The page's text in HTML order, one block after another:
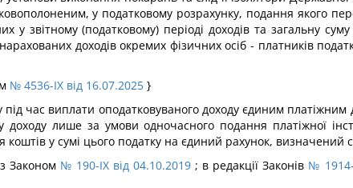
у податковому розрахунку, подання якого
у звітному (податковому) періоді доходів та загальну
доходів окремих фізичних осіб - платників
№ 4536-IX від 16.07.2025 }
час виплати оподатковуваного доходу єдиним платіжним
лише за умови одночасного подання платіжної
коштів у сумі цього податку на єдиний рахунок, визначений
Законом № 190-IX від 04.10.2019 ; в редакції Законів № 1914-